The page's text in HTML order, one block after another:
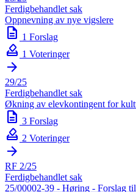
Ferdigbehandlet sak
Oppnevning av nye vigslere
description 1 Forslag
how_to_vote 1 Voteringer
arrow_forward
29/25
Ferdigbehandlet sak
Økning av elevkontingent for
description 3 Forslag
how_to_vote 2 Voteringer
arrow_forward
RF 2/25
Ferdigbehandlet sak
25/00002-39 - Høring - Forslag